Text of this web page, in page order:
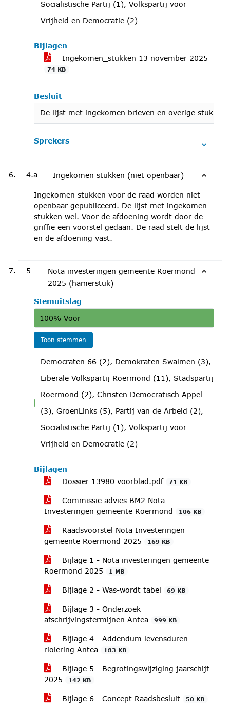
Socialistische Partij (1), Volkspartij voor
Vrijheid en Democratie (2)
Bijlagen
Ingekomen_stukken 13 november 2025
74 KB
Besluit
De lijst met ingekomen brieven en overige
Sprekers
4.a Ingekomen stukken (niet openbaar)
Ingekomen stukken voor de raad worden niet
openbaar gepubliceerd. De lijst met ingekomen
stukken wel. Voor de afdoening wordt door de
griffie een voorstel gedaan. De raad stelt de lijst
en de afdoening vast.
5
Nota investeringen gemeente Roermond
2025 (hamerstuk)
Stemuitslag
100% Voor
Toon stemmen
voor
Democraten 66 (2), Demokraten Swalmen (3),
Liberale Volkspartij Roermond (11), Stadspartij
Roermond (2), Christen Democratisch Appel
(3), GroenLinks (5), Partij van de Arbeid (2),
Socialistische Partij (1), Volkspartij voor
Vrijheid en Democratie (2)
Bijlagen
Dossier 13980 voorblad.pdf
71 KB
Commissie advies BM2 Nota
Investeringen gemeente Roermond
106 KB
Raadsvoorstel Nota Investeringen
gemeente Roermond 2025
169 KB
Bijlage 1 - Nota investeringen gemeente
Roermond 2025
1 MB
Bijlage 2 - Was-wordt tabel 69 KB
Bijlage 3 - Onderzoek
afschrijvingstermijnen Antea
999 KB
Bijlage 4 - Addendum levensduren
riolering Antea
183 KB
Bijlage 5 - Begrotingswijziging jaarschijf
2025
142 KB
Bijlage 6 - Concept Raadsbesluit 50 KB